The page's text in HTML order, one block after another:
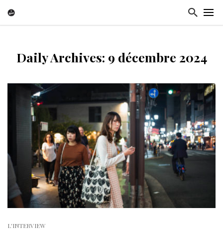
Daily Archives: 9 décembre 2024
L'INTERVIEW